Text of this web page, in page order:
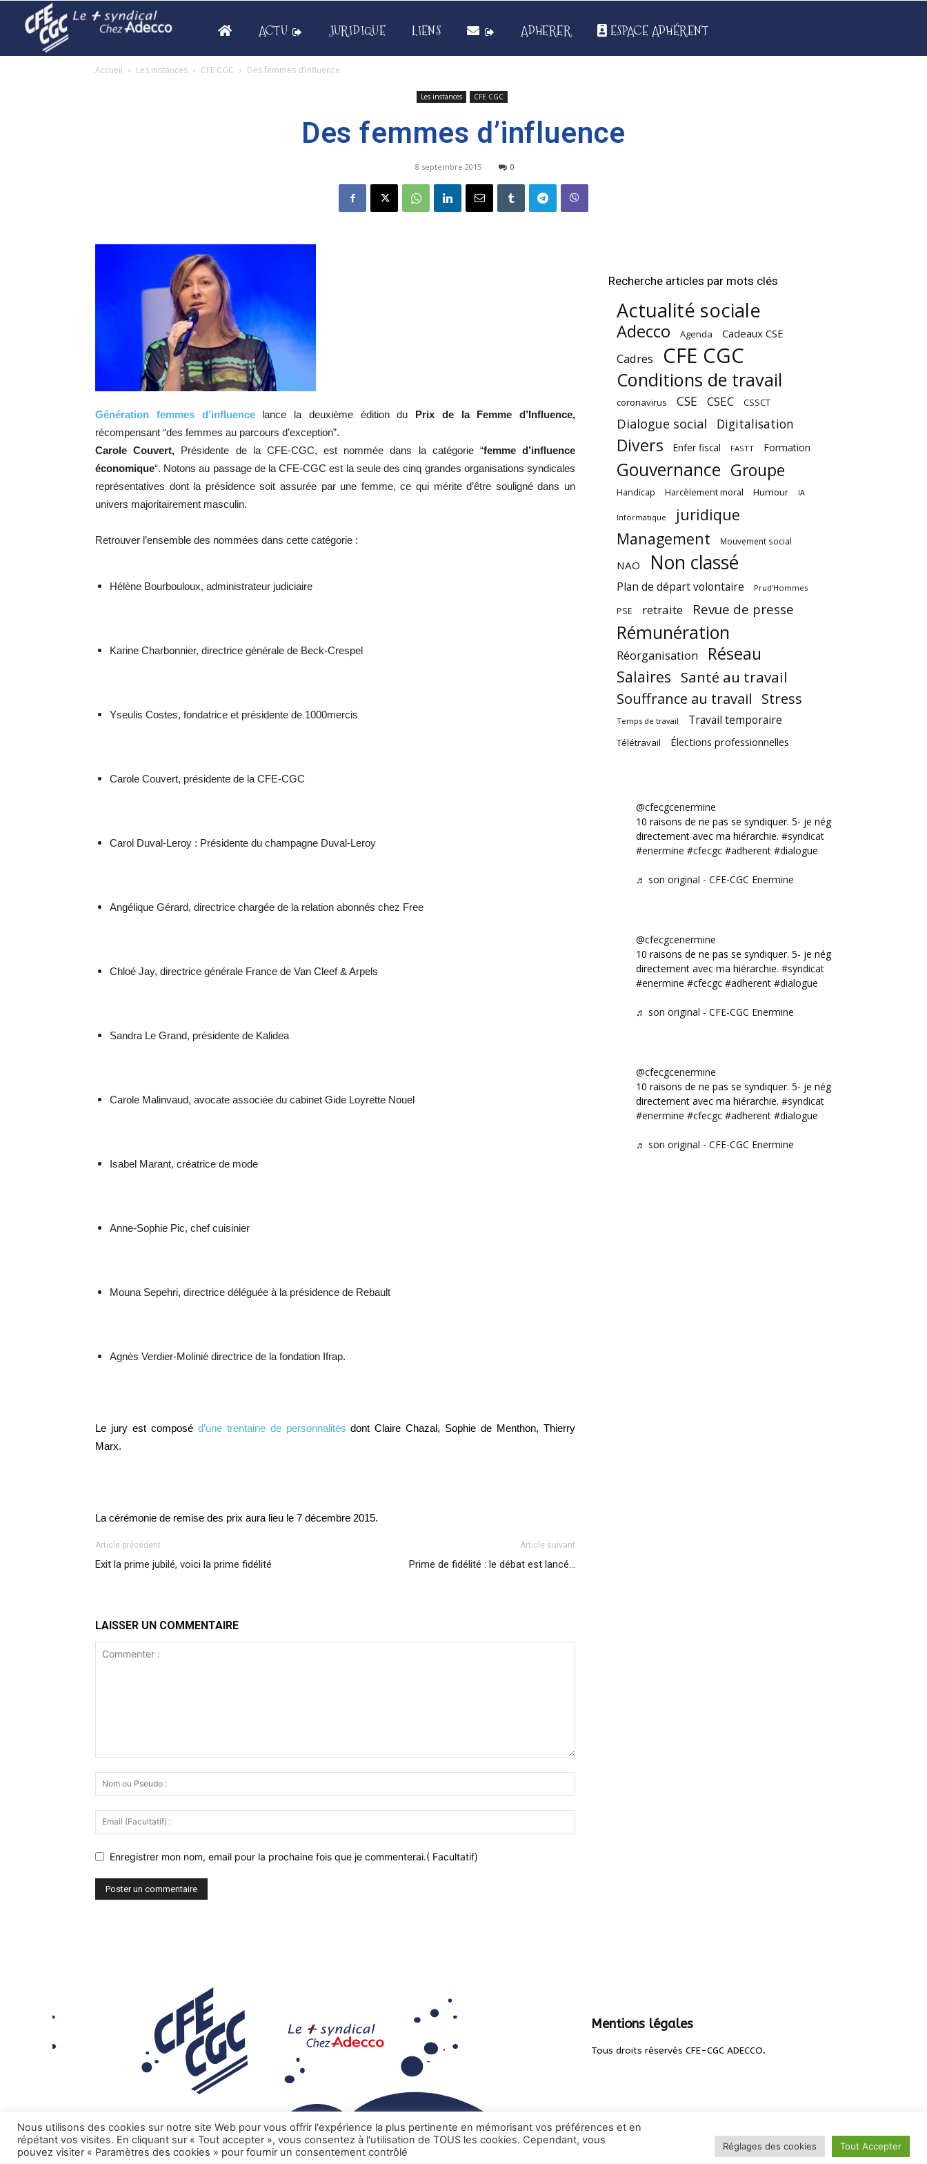
ACTU JURIDIQUE LIENS ADHERER ESPACE ADHÉRENT
Accueil Les instances CFE CGC Des femmes d’influence
Les instances CFE CGC
Des femmes d’influence
8 septembre 2015 0
Génération femmes d’influencelance la deuxième édition du Prix de la Femme d’Influence,
récompensant “des femmes au parcours d’exception”.
Carole Couvert, Présidente de la CFE-CGC, est nommée dans la catégorie “femme d’influence
économique“. Notons au passage de la CFE-CGC est la seule des cinq grandes organisations syndicales
représentatives dont la présidence soit assurée par une femme, ce qui mérite d’être souligné dans un
univers majoritairement masculin.
Retrouver l’ensemble des nommées dans cette catégorie :
Hélène Bourbouloux, administrateur judiciaire
Karine Charbonnier, directrice générale de Beck-Crespel
Yseulis Costes, fondatrice et présidente de 1000mercis
Carole Couvert, présidente de la CFE-CGC
Carol Duval-Leroy : Présidente du champagne Duval-Leroy
Angélique Gérard, directrice chargée de la relation abonnés chez Free
Chloé Jay, directrice générale France de Van Cleef & Arpels
Sandra Le Grand, présidente de Kalidea
Carole Malinvaud, avocate associée du cabinet Gide Loyrette Nouel
Isabel Marant, créatrice de mode
Anne-Sophie Pic, chef cuisinier
Mouna Sepehri, directrice déléguée à la présidence de Rebault
Agnès Verdier-Molinié directrice de la fondation Ifrap.
Le jury est composé d’une trentaine de personnalités dont Claire Chazal, Sophie de Menthon, Thierry
Marx.
La cérémonie de remise des prix aura lieu le 7 décembre 2015.
Article précédent
Exit la prime jubilé, voici la prime fidélité
Article suivant
Prime de fidélité : le débat est lancé…
LAISSER UN COMMENTAIRE
Enregistrer mon nom, email pour la prochaine fois que je commenterai.( Facultatif)
Recherche articles par mots clés
Actualité sociale
Adecco Agenda Cadeaux CSE
Cadres CFE CGC
Conditions de travail
coronavirus CSE CSEC CSSCT
Dialogue social Digitalisation
Divers Enfer fiscal FASTT Formation
Gouvernance Groupe
Handicap Harcèlement moral Humour IA
Informatique
juridique
Management
Mouvement social
NAO Non classé
Plan de départ volontaire Prud'Hommes
PSE retraite Revue de presse
Rémunération
Réorganisation Réseau
Salaires Santé au travail
Souffrance au travail Stress
Temps de travail Travail temporaire
Télétravail Élections professionnelles
@cfecgcenermine
10 raisons de ne pas se syndiquer. 5- je négocie
directement avec ma hiérarchie. #syndicat
#enermine #cfecgc #adherent #dialogue
♬ son original - CFE-CGC Enermine
@cfecgcenermine
10 raisons de ne pas se syndiquer. 5- je négocie
directement avec ma hiérarchie. #syndicat
#enermine #cfecgc #adherent #dialogue
♬ son original - CFE-CGC Enermine
@cfecgcenermine
10 raisons de ne pas se syndiquer. 5- je négocie
directement avec ma hiérarchie. #syndicat
#enermine #cfecgc #adherent #dialogue
♬ son original - CFE-CGC Enermine
Mentions légales
Tous droits réservés CFE-CGC ADECCO.
Nous utilisons des cookies sur notre site Web pour vous offrir l'expérience la plus pertinente en mémorisant vos préférences et en
répétant vos visites. En cliquant sur « Tout accepter », vous consentez à l'utilisation de TOUS les cookies. Cependant, vous
pouvez visiter « Paramètres des cookies » pour fournir un consentement contrôlé
Réglages des cookies Tout Accepter